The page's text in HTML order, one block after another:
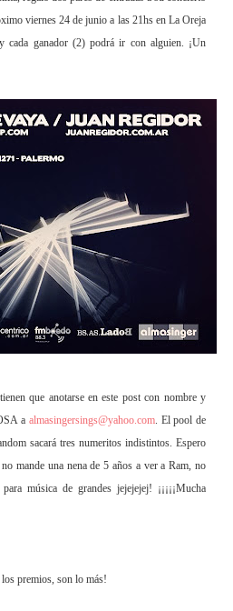
viernes 24 de junio a las 21hs en La Oreja
cada ganador (2) podrá ir con alguien. ¡Un
que anotarse en este post con nombre y
a almasingersings@yahoo.com. El pool de
sacará tres numeritos indistintos. Espero
mande una nena de 5 años a ver a Ram, no
música de grandes jejejejej! ¡¡¡¡¡Mucha
premios, son lo más!